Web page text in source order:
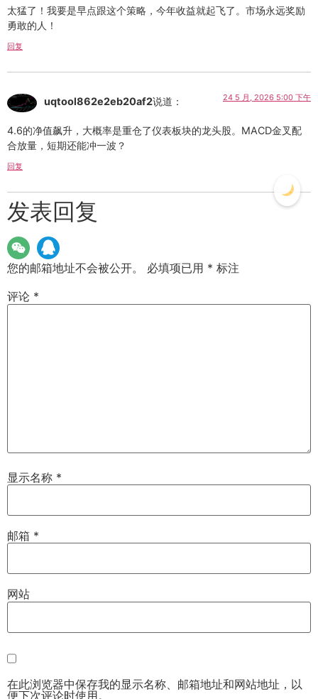
太猛了！我要是早点跟这个策略，今年收益就起飞了。市场永远奖励
勇敢的人！
回复
uqtool862e2eb20af2说道： 24 5 月, 2026 5:00 下午
4.6的净值飙升，大概率是重仓了仪表板块的龙头股。MACD金叉配
合放量，短期还能冲一波？
回复
发表回复
您的邮箱地址不会被公开。 必填项已用 * 标注
评论 *
显示名称 *
邮箱 *
网站
在此浏览器中保存我的显示名称、邮箱地址和网站地址，以
便下次评论时使用。